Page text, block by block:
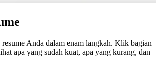
resume Anda dalam enam langkah. Klik bagian
apa yang sudah kuat, apa yang kurang, dan